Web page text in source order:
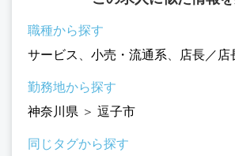
職種から探す
サービス
小売・流通系 店長／店
勤務地から探す
神奈川県 ＞ 逗子市
同じタグから探す